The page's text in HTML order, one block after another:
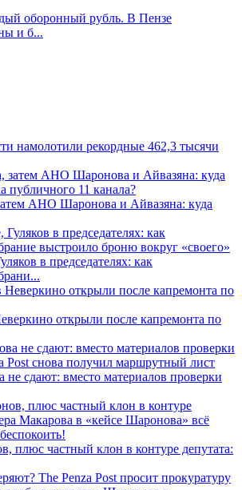
оборонный рубль. В Пензе
и б...
намолотили рекордные 462,3 тысячи
АНО Шаронова и Айвазяна: куда
в председателях: как
открыли после капремонта по
сдают: вместо материалов проверки
плюс частный клон в контуре депутата: